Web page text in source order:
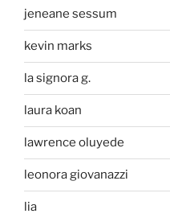
jeneane sessum
kevin marks
la signora g.
laura koan
lawrence oluyede
leonora giovanazzi
lia